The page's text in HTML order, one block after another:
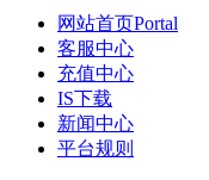
网站首页Portal
客服中心
充值中心
IS下载
新闻中心
平台规则